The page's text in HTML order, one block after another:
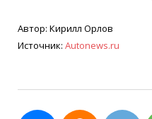
Автор: Кирилл Орлов
Источник: Autonews.ru